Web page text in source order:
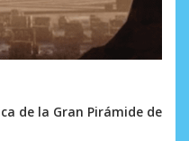
de la Gran Pirámide de